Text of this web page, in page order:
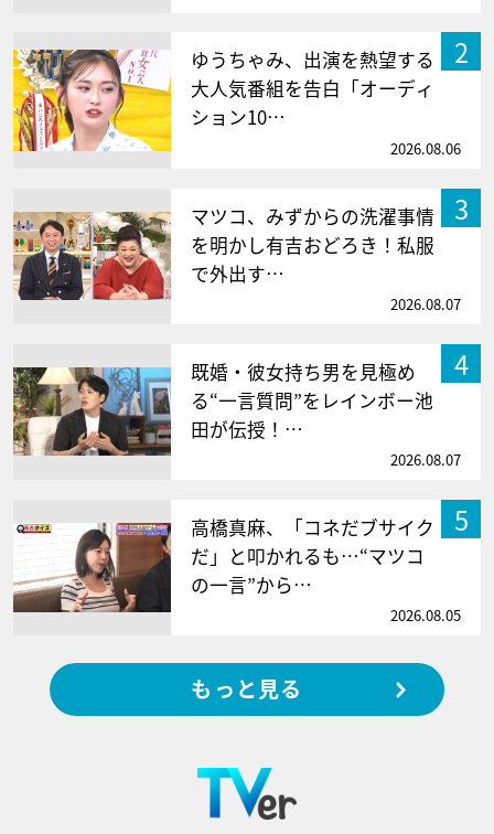
2
ゆうちゃみ、出演を熱望する
大人気番組を告白「オーディ
ション10…
2026.08.06
3
マツコ、みずからの洗濯事情
を明かし有吉おどろき！私服
で外出す…
2026.08.07
4
既婚・彼女持ち男を見極め
る“一言質問”をレインボー池
田が伝授！…
2026.08.07
5
高橋真麻、「コネだブサイク
だ」と叩かれるも…“マツコ
の一言”から…
2026.08.05
もっと見る